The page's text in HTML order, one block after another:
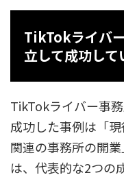
TikTokライバ
立して成功して
TikTokライバー事
成功した事例は「
関連の事務所の開
は、代表的な2つの